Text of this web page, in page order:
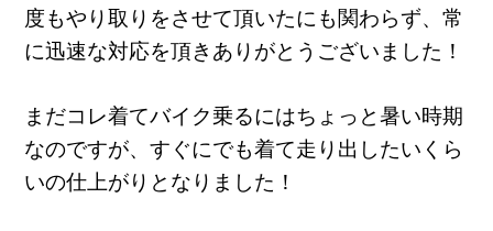
度もやり取りをさせて頂いたにも関わらず、常
に迅速な対応を頂きありがとうございました！
まだコレ着てバイク乗るにはちょっと暑い時期
なのですが、すぐにでも着て走り出したいくら
いの仕上がりとなりました！